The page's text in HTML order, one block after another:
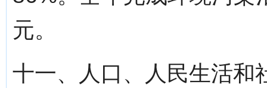
元。
十一、人口、人民生活和